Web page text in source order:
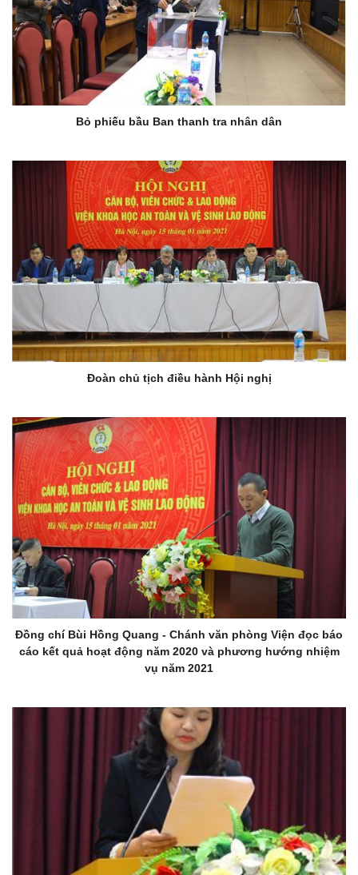
Bỏ phiếu bầu Ban thanh tra nhân dân
Đoàn chủ tịch điều hành Hội nghị
Đồng chí Bùi Hồng Quang - Chánh văn phòng Viện đọc báo
cáo kết quả hoạt động năm 2020 và phương hướng nhiệm
vụ năm 2021